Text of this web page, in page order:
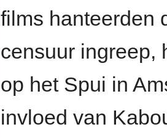
films hanteerden
censuur ingreep,
op het Spui in
invloed van